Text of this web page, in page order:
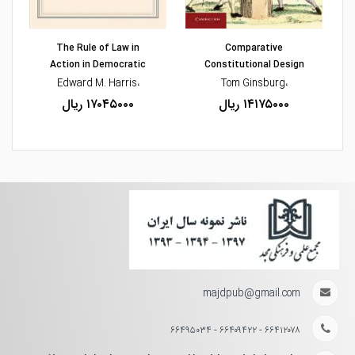
مشاهده و خرید مشاهده و خرید
Comparative
Constitutional Design
،Tom Ginsburg
۱۴۱۷۵۰۰۰ ریال
The Rule of Law in
Action in Democratic
،Edward M. Harris
۱۷۰۴۵۰۰۰ ریال
majdpub@gmail.com
۶۶۴۱۲۰۷۸ - ۶۶۴۰۹۴۲۲ - ۶۶۴۹۵۰۳۴